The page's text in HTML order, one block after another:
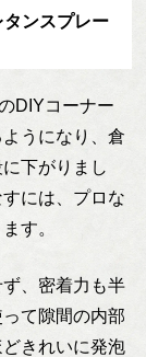
ンスプレー
DIYコーナー
うになり、倉
下がりまし
には、プロな
す。
、密着力も半
て隙間の内部
きれいに発泡